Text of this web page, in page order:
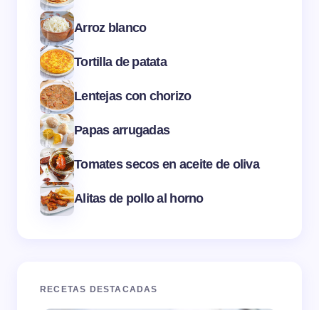
Arroz blanco
Tortilla de patata
Lentejas con chorizo
Papas arrugadas
Tomates secos en aceite de oliva
Alitas de pollo al horno
RECETAS DESTACADAS